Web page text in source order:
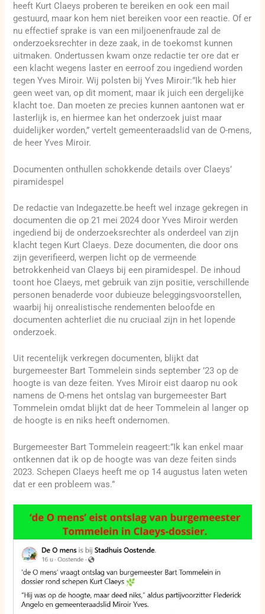
heeft Kurt Claeys proberen te bereiken en ook een mail
gestuurd, maar kon hem niet bereiken voor een reactie. Of er
nu effectief sprake is van een miljoenenfraude zal de
onderzoeksrechter in deze zaak, in de toekomst kunnen
uitmaken. Ondertussen kwam onze redactie ter ore dat er
een klacht wegens laster en eerroof zou ingediend worden
tegen Yves Miroir. Wij polsten bij Yves Miroir:”Ik heb hier
geen weet van, op dit moment, maar ik juich een dergelijke
klacht toe. Dan moeten ze precies kunnen aantonen wat er
lasterlijk is, en hiermee kan het onderzoek juist maar
duidelijker worden,” vertelt gemeenteraadslid van de O-mens,
de heer Yves Miroir.
Documenten onthullen schokkende details over Claeys’
piramidespel
De redactie van Indegazette.be heeft wel inzage gekregen in
documenten die op 21 mei 2024 door Yves Miroir werden
ingediend bij de onderzoeksrechter als onderdeel van zijn
klacht tegen Kurt Claeys. Deze documenten, die door ons
zijn geverifieerd, werpen licht op de vermeende
betrokkenheid van Claeys bij een piramidespel. De inhoud
toont hoe Claeys, met gebruik van zijn positie, verschillende
personen benaderde voor dubieuze beleggingsvoorstellen,
waarbij hij onrealistische rendementen beloofde en
documenten achterliet die nu cruciaal zijn in het lopende
onderzoek.
Uit recentelijk verkregen documenten, blijkt dat
burgemeester Bart Tommelein sinds september ’23 op de
hoogte is van deze feiten. Yves Miroir eist daarop nu ook
namens de O-mens het ontslag van burgemeester Bart
Tommelein omdat blijkt dat de heer Tommelein al langer op
de hoogte is en niks heeft ondernomen.
Burgemeester Bart Tommelein reageert:”Ik kan enkel maar
ontkennen dat ik op de hoogte was van deze feiten sinds
2023. Schepen Claeys heeft me op 14 augustus laten weten
dat er een probleem was.”